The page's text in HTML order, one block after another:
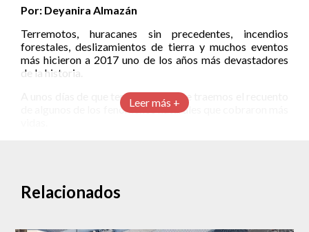
Leer más +
Por: Deyanira Almazán
Terremotos, huracanes sin precedentes, incendios
forestales, deslizamientos de tierra y muchos eventos
más hicieron a 2017 uno de los años más devastadores
de la historia.
A unos días de que termine el año, te traemos el recuento
de algunos de los fenómenos naturales que cobraron más
Relacionados